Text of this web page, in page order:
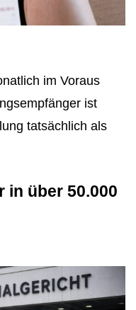
im Voraus
ist
tatsächlich als
in über 50.000